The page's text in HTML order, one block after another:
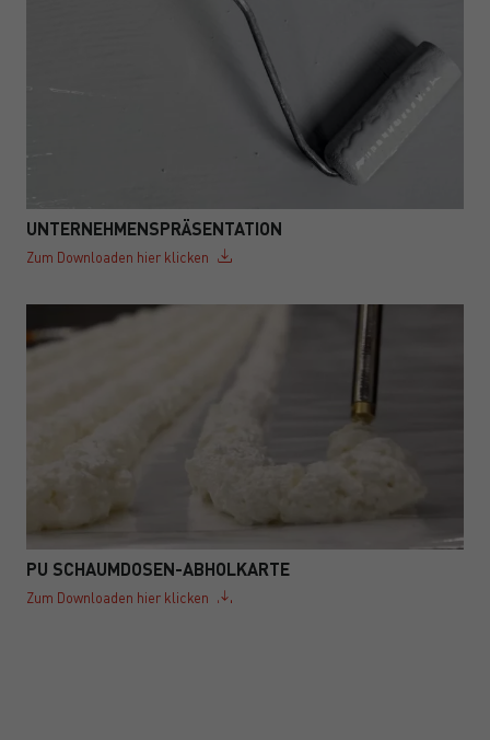
UNTERNEHMENSPRÄSENTATION
Zum Downloaden hier klicken
PU SCHAUMDOSEN-ABHOLKARTE
Zum Downloaden hier klicken